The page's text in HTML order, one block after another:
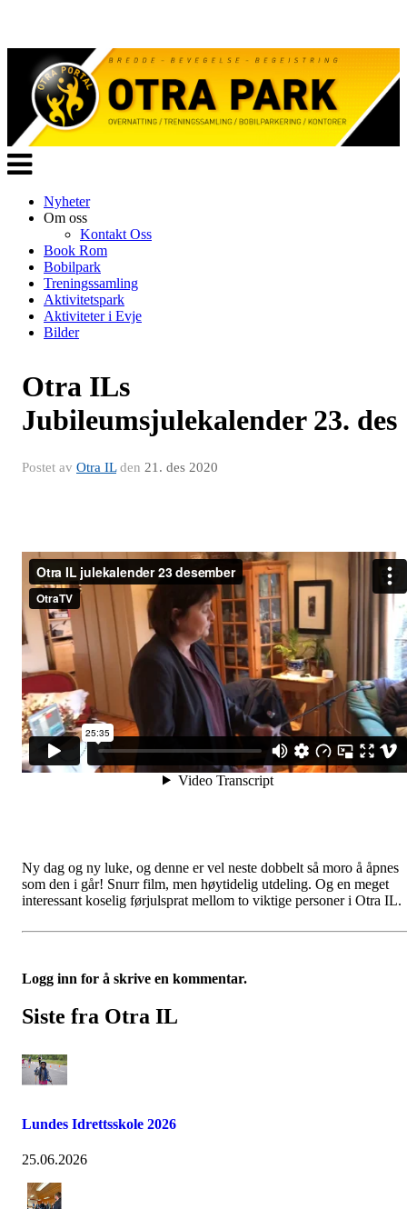
Veksle
navigasjon
Nyheter
Om oss
Kontakt Oss
Book Rom
Bobilpark
Treningssamling
Aktivitetspark
Aktiviteter i Evje
Bilder
Otra ILs
Jubileumsjulekalender 23. des
Postet av Otra ILden 21. des 2020
Ny dag og ny luke, og denne er vel neste dobbelt så moro å åpnes
som den i går! Snurr film, men høytidelig utdeling. Og en meget
interessant koselig førjulsprat mellom to viktige personer i Otra IL.
Logg inn for å skrive en kommentar.
Siste fra Otra IL
Lundes Idrettsskole 2026
25.06.2026